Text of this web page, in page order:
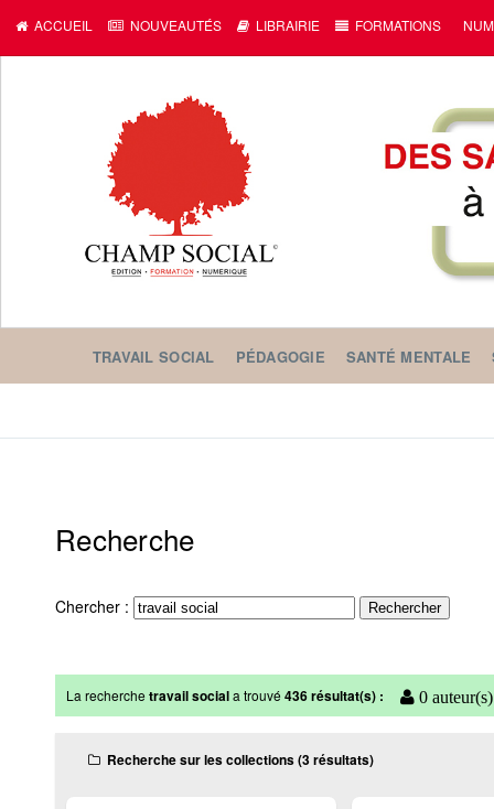
ACCUEIL NOUVEAUTÉS LIBRAIRIE FORMATIONS
TRAVAIL SOCIAL PÉDAGOGIE SANTÉ MENTALE
Recherche
Chercher :
La recherchetravail sociala trouvé436 résultat(s) : 0 auteur(s)
Recherche sur les collections (3 résultats)